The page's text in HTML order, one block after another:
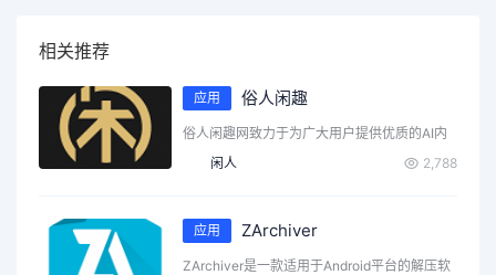
相关推荐
应用 俗人闲趣
俗人闲趣网致力于为广大用户提供优质的AI内
容浏览和下载服务，…
闲人 2,788
应用 ZArchiver
ZArchiver是一款适用于Android平台的解压软